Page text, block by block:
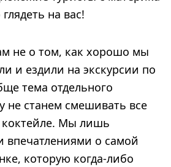
на вас!
не о том, как хорошо мы
и ездили на экскурсии по
тема отдельного
не станем смешивать все
Мы лишь
впечатлениями о самой
которую когда-либо